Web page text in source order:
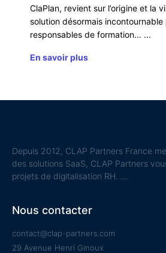
ClaPlan, revient sur l’origine et la
solution désormais incontournable
responsables de formation…
En savoir plus
Depuis 2012, CLAP Partners France
des solutions SaaS, CLAP Partners
projets de digitalisation RH.
Nous contacter
contact@clap-partners.com
29 Avenue Henri Ginoux